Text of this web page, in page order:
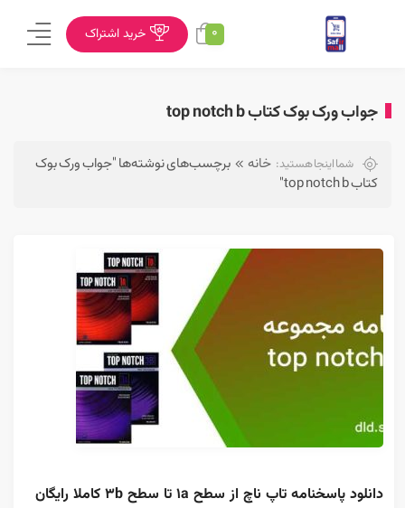
0 خرید اشتراک
جواب ورک بوک کتاب top notch b
شما اینجا هستید: خانه
برچسب‌های نوشته‌ها "جواب ورک بوک
کتاب top notch b"
دانلود پاسخنامه تاپ ناچ از سطح 1a تا سطح 3b کاملا رایگان